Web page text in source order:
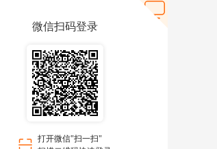
微信扫码登录
打开微信"扫一扫"